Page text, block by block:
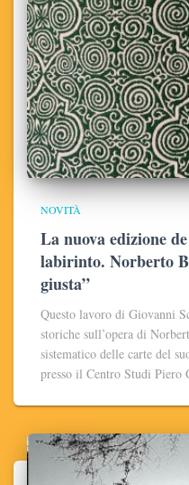
NOVITÀ
La nuova edizione
labirinto. Norberto
giusta”
Questo lavoro di Giovanni
storiche sull’opera di
sistematico delle carte del
presso il Centro Studi Piero